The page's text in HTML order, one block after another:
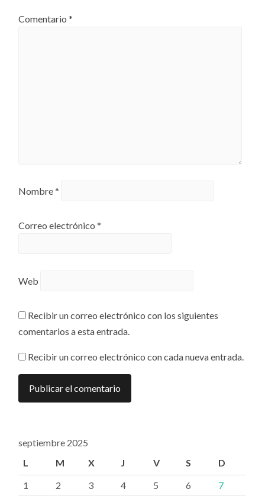
Comentario*
Nombre*
Correo electrónico*
Web
Recibir un correo electrónico con los siguientes
comentarios a esta entrada.
Recibir un correo electrónico con cada nueva entrada.
septiembre 2025
L
M X J V S D
1 2 3 4 5 6
7